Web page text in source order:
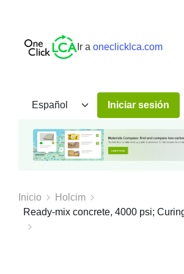
Ir a oneclicklca.com
Iniciar sesión
Inicio
Holcim
Ready-mix concrete, 4000 psi;